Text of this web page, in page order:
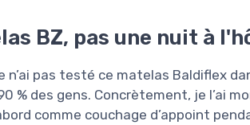
BZ, pas une nuit à
pas testé ce matelas Baldiflex
% des gens. Concrètement, je l’ai
comme couchage d’appoint